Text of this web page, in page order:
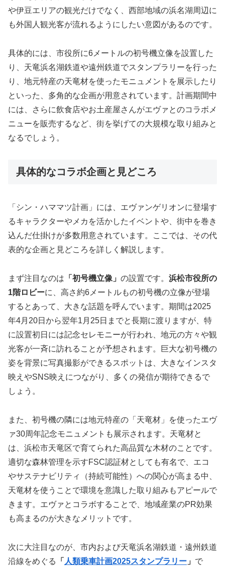
や伊豆エリアの観光だけでなく、西部地域の浜名湖周辺に
も外国人観光客が流れるようにしたい意図があるのです。
具体的には、市役所に6メートルの初号機立像を設置した
り、天竜浜名湖鉄道や遠州鉄道でスタンプラリーを行った
り、地元特産の天竜材を使ったモニュメントを展示したり
といった、多角的な企画が用意されています。計画期間中
には、さらに飲食店やお土産屋さんがエヴァとのコラボメ
ニューを販売するなど、街を挙げての大規模な取り組みと
なるでしょう。
具体的なコラボ企画と見どころ
「シン・ハママツ計画」には、エヴァンゲリオンに登場す
るキャラクターやメカを活かしたイベントや、街中を巻き
込んだ仕掛けが多数用意されています。ここでは、その代
表的な企画と見どころを詳しく解説します。
まず注目なのは 「初号機立像」 の設置です。 浜松市役所の
1階ロビーに、高さ約6メートルもの初号機の立像が登場
するとあって、大きな話題を呼んでいます。期間は2025
年4月20日から翌年1月25日までと長期に渡りますが、特
に設置初日には記念セレモニーが行われ、地元の方々や観
光客が一斉に訪れることが予想されます。巨大な初号機の
姿を背景に写真撮影ができるスポットは、大きなインスタ
映えやSNS映えにつながり、多くの発信が期待できるで
しょう。
また、初号機の隣には地元特産の「天竜材」を使ったエヴ
ァ30周年記念モニュメントも展示されます。天竜材と
は、浜松市天竜区で育てられた高品質な木材のことです。
適切な森林管理を示すFSC認証材としても有名で、エコ
やサステナビリティ（持続可能性）への関心が高まる中、
天竜材を使うことで環境を意識した取り組みもアピールで
きます。エヴァとコラボすることで、地域産業のPR効果
も高まるのが大きなメリットです。
次に大注目なのが、市内および天竜浜名湖鉄道・遠州鉄道
沿線をめぐる
「 人類乗車計画2025スタンプラリー 」 で